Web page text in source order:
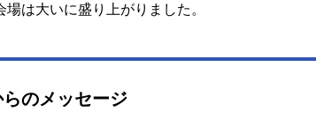
は大いに盛り上がりました。
のメッセージ